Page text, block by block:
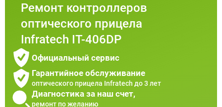
Ремонт контроллеров
оптического прицела
Infratech IT-406DP
Официальный сервис
Гарантийное обслуживание
оптического прицела Infratech до 3 лет
Диагностика за наш счет,
ремонт по желанию